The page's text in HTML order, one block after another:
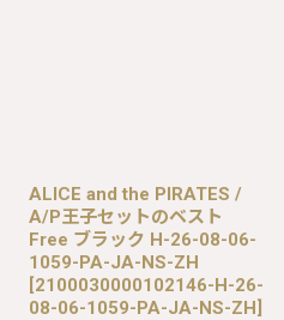
ALICE and the PIRATES /
A/P王子セットのベスト
Free ブラック H-26-08-06-
1059-PA-JA-NS-ZH
[2100030000102146-H-26-
08-06-1059-PA-JA-NS-ZH]